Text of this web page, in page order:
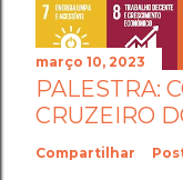
março 10, 2023
PALESTRA:
CRUZEIRO
Compartilhar